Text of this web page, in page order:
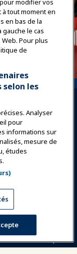
modifier vos
tout moment en
en bas de la
gauche le cas
Pour plus
de
les
Analyser
pour
informations sur
mesure de
études